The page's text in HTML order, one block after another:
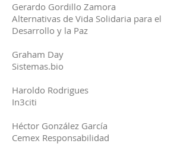
Gerardo Gordillo Zamora
Alternativas de Vida Solidaria para el
Desarrollo y la Paz
Graham Day
Sistemas.bio
Haroldo Rodrigues
In3citi
Héctor González García
Cemex Responsabilidad